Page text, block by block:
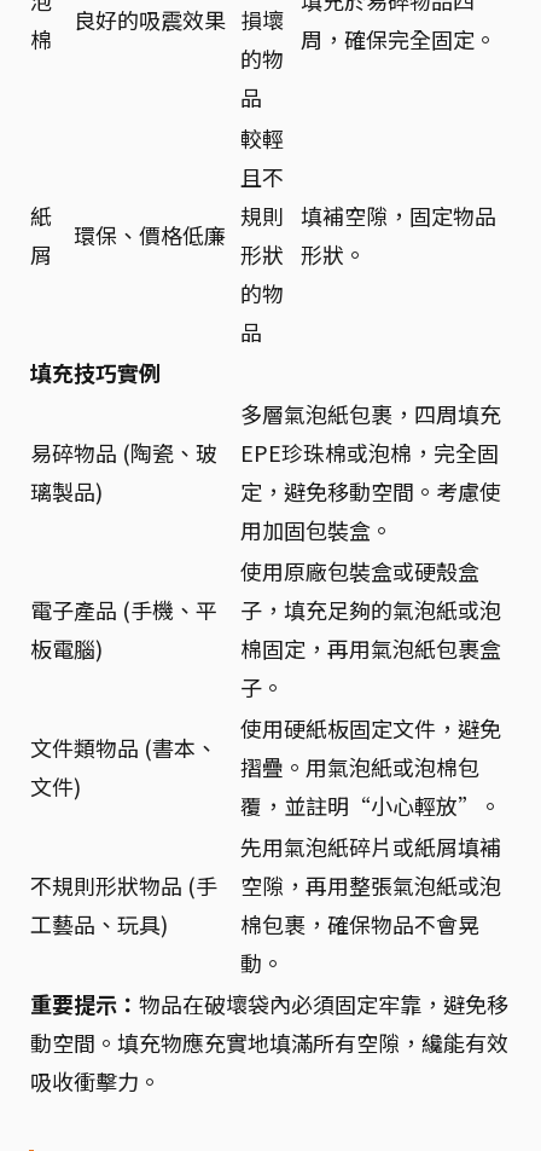
棉
良好的吸震效果 損壞
的物
品
周，確保完全固定。
紙
屑
環保、價格低廉
較輕
且不
規則
形狀
的物
品
填補空隙，固定物品
形狀。
填充技巧實例
易碎物品 (陶瓷、玻
璃製品)
多層氣泡紙包裹，四周填充
EPE珍珠棉或泡棉，完全固
定，避免移動空間。考慮使
用加固包裝盒。
電子產品 (手機、平
板電腦)
使用原廠包裝盒或硬殼盒
子，填充足夠的氣泡紙或泡
棉固定，再用氣泡紙包裹盒
子。
文件類物品 (書本、
文件)
使用硬紙板固定文件，避免
摺疊。用氣泡紙或泡棉包
覆，並註明“小心輕放”。
不規則形狀物品 (手
工藝品、玩具)
先用氣泡紙碎片或紙屑填補
空隙，再用整張氣泡紙或泡
棉包裹，確保物品不會晃
動。
重要提示： 物品在破壞袋內必須固定牢靠，避免移
動空間。填充物應充實地填滿所有空隙，纔能有效
吸收衝擊力。